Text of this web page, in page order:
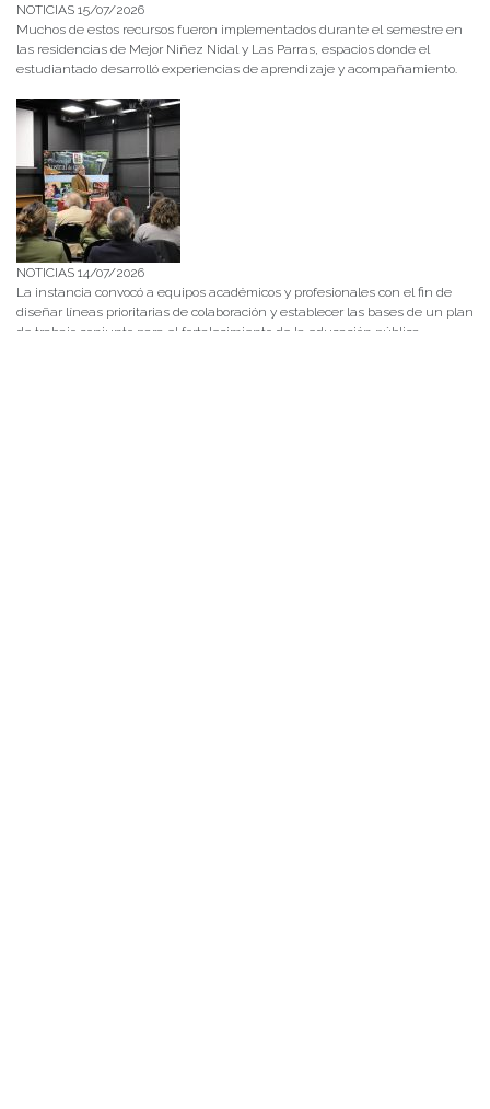
NOTICIAS 15/07/2026
Muchos de estos recursos fueron implementados durante el semestre en
las residencias de Mejor Niñez Nidal y Las Parras, espacios donde el
estudiantado desarrolló experiencias de aprendizaje y acompañamiento.
NOTICIAS 14/07/2026
La instancia convocó a equipos académicos y profesionales con el fin de
diseñar líneas prioritarias de colaboración y establecer las bases de un plan
de trabajo conjunto para el fortalecimiento de la educación pública.